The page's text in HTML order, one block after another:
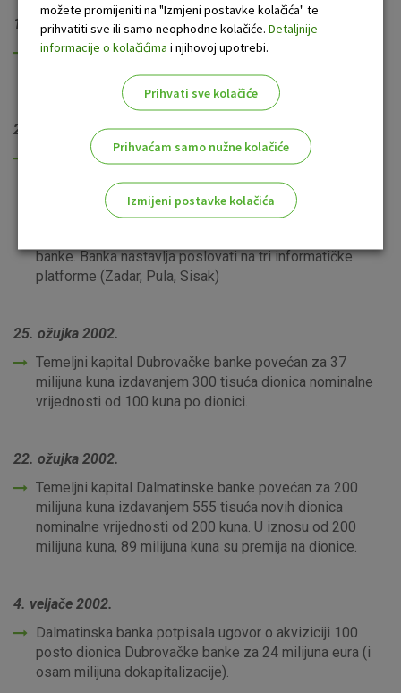
15.ožujka 2004.
Nova i Dubrovačka banka sklopile Ugovor o pripajanju
Dubrovačke banke Novoj banci.
28. lipnja 2002.
Nakon što su na Glavnim skupštinama Dalmatinske,
Novu banku, Nova banka d.d. registrirana je na
Trgovačkom sudu u Zagrebu, čime je okončan pravni
banke. Banka nastavlja poslovati na tri informatičke
platforme (Zadar, Pula, Sisak)
25. ožujka 2002.
Temeljni kapital Dubrovačke banke povećan za 37
milijuna kuna izdavanjem 300 tisuća dionica nominalne
vrijednosti od 100 kuna po dionici.
22. ožujka 2002.
Temeljni kapital Dalmatinske banke povećan za 200
milijuna kuna izdavanjem 555 tisuća novih dionica
nominalne vrijednosti od 200 kuna. U iznosu od 200
milijuna kuna, 89 milijuna kuna su premija na dionice.
4. veljače 2002.
Dalmatinska banka potpisala ugovor o akviziciji 100
posto dionica Dubrovačke banke za 24 milijuna eura (i
osam milijuna dokapitalizacije).
možete promijeniti na "Izmjeni postavke kolačića" te
prihvatiti sve ili samo neophodne kolačiće. Detaljnije
informacije o kolačićima i njihovoj upotrebi.
Prihvati sve kolačiće
Prihvaćam samo nužne kolačiće
Izmijeni postavke kolačića
Nužni kolačići
Analitički kolačići
Marketinški kolačići
Prihvaćam upotrebu navedenih kolačića
Nužni (tehnički) kolačići - uvijek aktivni
Ovi kolačići nužni su za funkcioniranje internetske stranice i
za uslugama, kao što su postavke kolačića. Svoj preglednik
možete postaviti da blokira te kolačiće ili pošalje upozorenje
o njima, ali u tom slučaju neki dijelovi stranice neće raditi. Ti
kolačići ne pohranjuju nikakve informacije koje bi vas mogle
identificirati.